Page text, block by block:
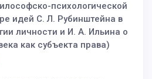
психологической
идей С. Л. Рубинштейна в
личности и И. А. Ильина о
как субъекта права)